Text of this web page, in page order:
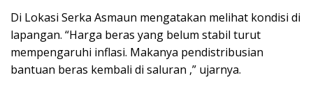
Di Lokasi Serka Asmaun mengatakan melihat kondisi di
lapangan. “Harga beras yang belum stabil turut
mempengaruhi inflasi. Makanya pendistribusian
bantuan beras kembali di saluran ,” ujarnya.